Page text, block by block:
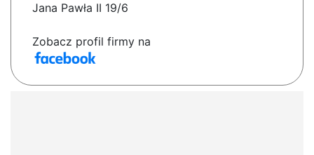
Jana Pawła II 19/6
Zobacz profil firmy na